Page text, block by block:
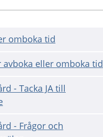
omboka tid
avboka eller omboka tid
- Tacka JA till
- Frågor och